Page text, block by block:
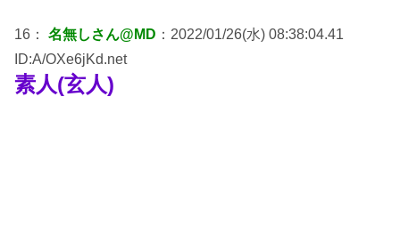
16： 名無しさん@MD ：2022/01/26(水) 08:38:04.41
ID:A/OXe6jKd.net
素人(玄人)